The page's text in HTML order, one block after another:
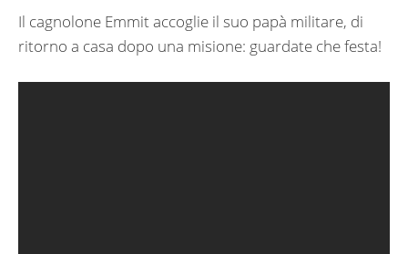
Il cagnolone Emmit accoglie il suo papà militare, di
ritorno a casa dopo una misione: guardate che festa!